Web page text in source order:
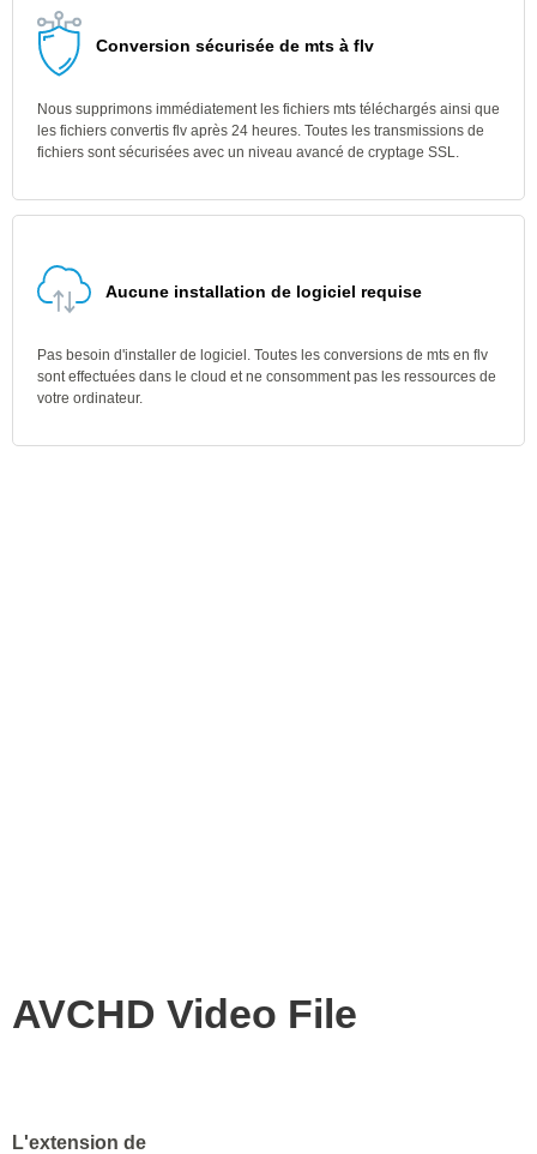
Conversion sécurisée de mts à flv
Nous supprimons immédiatement les fichiers mts téléchargés ainsi que
les fichiers convertis flv après 24 heures. Toutes les transmissions de
fichiers sont sécurisées avec un niveau avancé de cryptage SSL.
Aucune installation de logiciel requise
Pas besoin d'installer de logiciel. Toutes les conversions de mts en flv
sont effectuées dans le cloud et ne consomment pas les ressources de
votre ordinateur.
AVCHD Video File
L'extension de